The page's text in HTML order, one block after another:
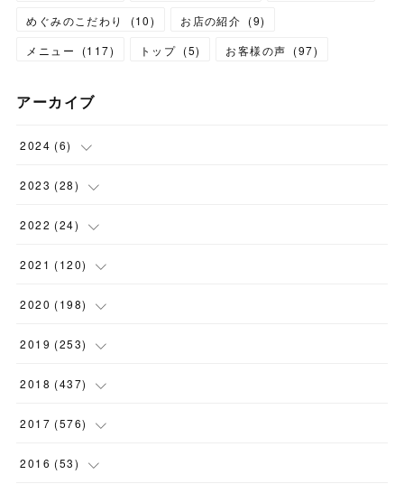
めぐみのこだわり
(10) お店の紹介 (9)
メニュー
(117) トップ (5) お客様の声 (97)
アーカイブ
2024 (6)
(1)
(1 )
(1)
( 1 )
2023 (28)
(2)
(1)
(1)
(2 )
2022 (24)
(5)
(2)
(2)
( 1 )
2021 (120)
(12)
(3)
(1)
(9)
2020 (198)
(12)
(11)
(12)
(22
2019 (253)
(14)
(27)
(22
2018 (437)
(23)
(24
2017 (576)
(44
2016 (53)